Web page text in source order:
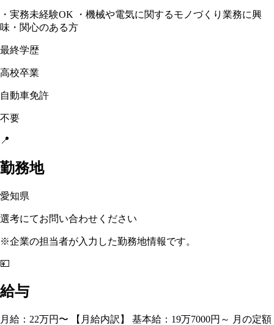
・実務未経験OK ・機械や電気に関するモノづくり業務に興
味・関心のある方
最終学歴
高校卒業
自動車免許
不要
📍
勤務地
愛知県
選考にてお問い合わせください
※企業の担当者が入力した勤務地情報です。
💴
給与
月給：22万円〜 【月給内訳】 基本給：19万7000円～ 月の定額